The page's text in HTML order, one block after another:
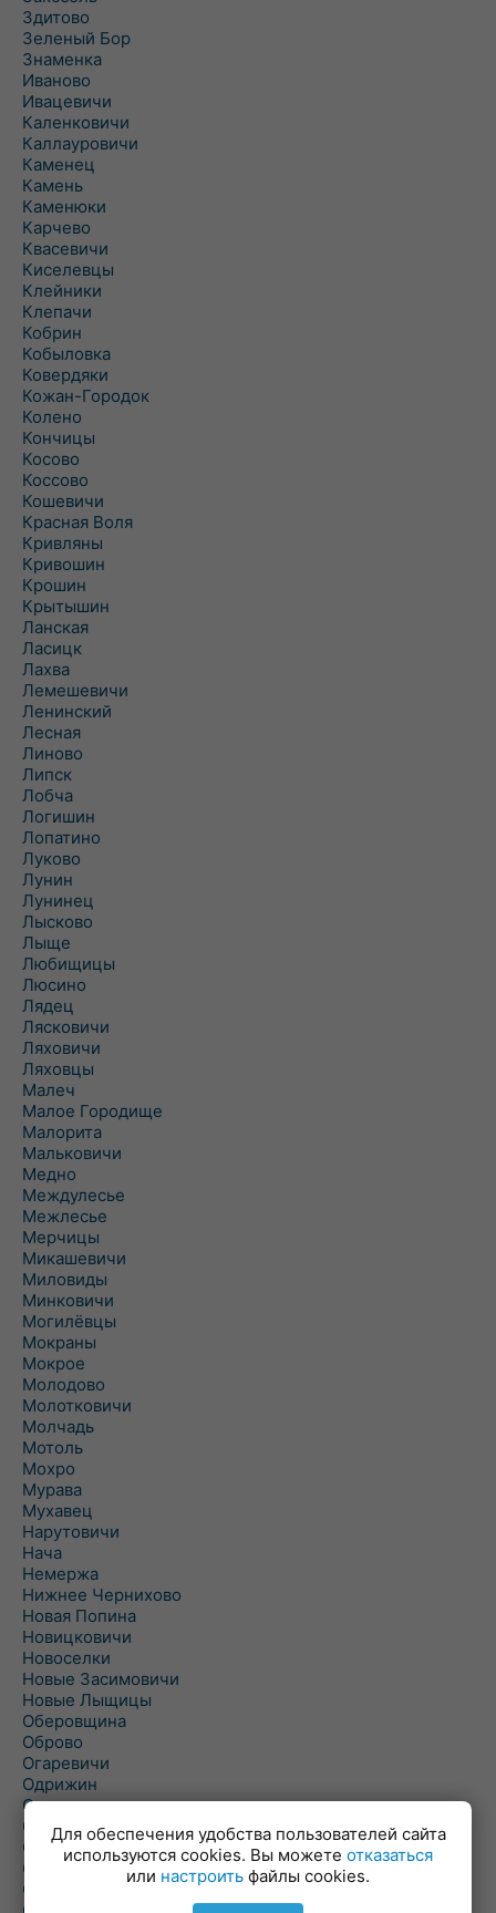
Здитово
Зеленый Бор
Знаменка
Иваново
Ивацевичи
Каленковичи
Каллауровичи
Каменец
Камень
Каменюки
Карчево
Квасевичи
Киселевцы
Клейники
Клепачи
Кобрин
Кобыловка
Ковердяки
Кожан-Городок
Колено
Кончицы
Косово
Коссово
Кошевичи
Красная Воля
Кривляны
Кривошин
Крошин
Крытышин
Ланская
Ласицк
Лахва
Лемешевичи
Ленинский
Лесная
Линово
Липск
Лобча
Логишин
Лопатино
Луково
Лунин
Лунинец
Лысково
Лыще
Любищицы
Люсино
Лядец
Лясковичи
Ляховичи
Ляховцы
Малеч
Малое Городище
Малорита
Мальковичи
Медно
Междулесье
Межлесье
Мерчицы
Микашевичи
Миловиды
Минковичи
Могилёвцы
Мокраны
Мокрое
Молодово
Молотковичи
Молчадь
Мотоль
Мохро
Мурава
Мухавец
Нарутовичи
Нача
Немержа
Нижнее Чернихово
Новая Попина
Новицковичи
Новоселки
Новые Засимовичи
Новые Лыщицы
Оберовщина
Оброво
Огаревичи
Одрижин
Оздамичи
Озяты
Олтуш
Ольманы
Ольпень
Для обеспечения удобства пользователей сайта
используются cookies. Вы можете отказаться
или настроить файлы cookies.